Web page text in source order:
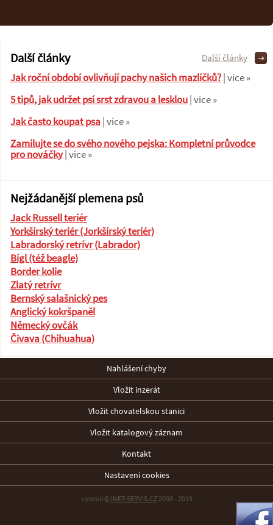
Další články
Jak roční období ovlivňují pachy našich mazlíčků?| více »
5 tipů, jak udržet psí srst zdravou a lesklou| více »
Jak často koupat psa| více »
Zamilujte se do svého nového pejska: Kompletní průvodce
pro nováčky| více »
Další články
Nejžádanější plemena psů
Jack Russell teriér
Yorkšírský teriér (Jorkšírský teriér)
Labradorský retrívr (Labrador)
Bígl (též beagle)
Border kolie
Zlatý retrívr
Bernský salašnický pes
Anglický kokršpaněl
Německý ovčák
Čivava (Chihuahua)
Nahlášení chyby
Vložit inzerát
Vložit chovatelskou stanici
Vložit katalogový záznam
Kontakt
Nastavení cookies
vyrobil © INET-SERVIS.CZ2008 - 2019